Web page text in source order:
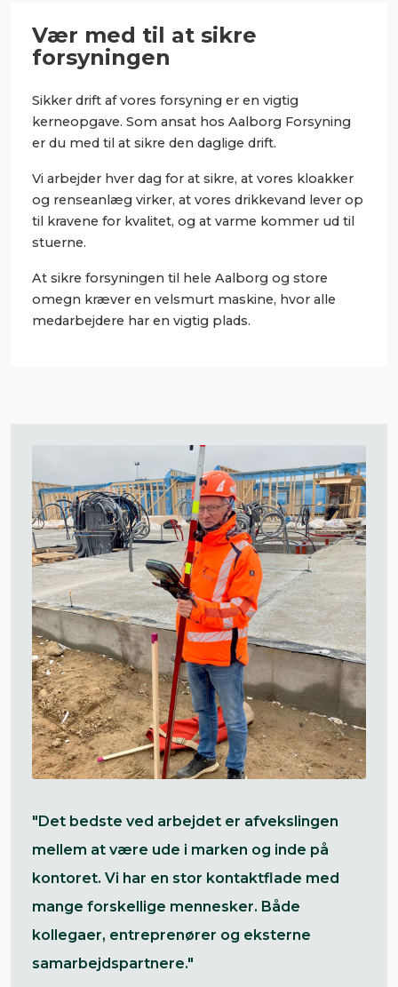
Vær med til at sikre
forsyningen
Sikker drift af vores forsyning er en vigtig
kerneopgave. Som ansat hos Aalborg Forsyning
er du med til at sikre den daglige drift.
Vi arbejder hver dag for at sikre, at vores kloakker
og renseanlæg virker, at vores drikkevand lever op
til kravene for kvalitet, og at varme kommer ud til
stuerne.
At sikre forsyningen til hele Aalborg og store
omegn kræver en velsmurt maskine, hvor alle
medarbejdere har en vigtig plads.
"Det bedste ved arbejdet er afvekslingen
mellem at være ude i marken og inde på
kontoret. Vi har en stor kontaktflade med
mange forskellige mennesker. Både
kollegaer, entreprenører og eksterne
samarbejdspartnere."